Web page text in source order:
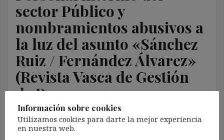
sector Público y
nombramientos abusivos a
la luz del asunto «Sánchez
Ruiz / Fernández Álvarez»
(Revista Vasca de Gestión
de Personas y
Organizaciones Públicas)
1 julio, 2020 ibdehere
Información sobre cookies
Utilizamos cookies para darte la mejor experiencia
en nuestra web.